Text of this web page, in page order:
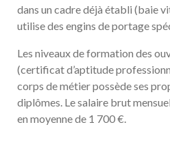
dans un cadre déjà établi (baie
utilise des engins de portage
Les niveaux de formation des
(certificat d’aptitude
corps de métier possède ses
diplômes. Le salaire brut
en moyenne de 1 700 €.